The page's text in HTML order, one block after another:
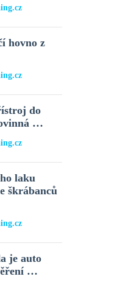
hovno z
do
…
laku
škrábanců
je auto
…